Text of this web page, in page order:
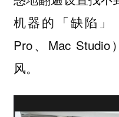
机器的「缺陷」
Pro、Mac
风。